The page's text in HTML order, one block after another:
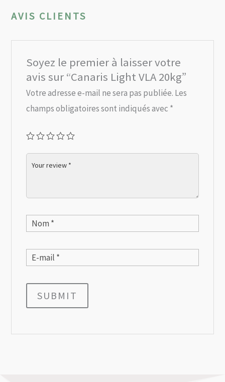
AVIS CLIENTS
Soyez le premier à laisser votre
avis sur “Canaris Light VLA 20kg”
Votre adresse e-mail ne sera pas publiée. Les
champs obligatoires sont indiqués avec *
SUBMIT